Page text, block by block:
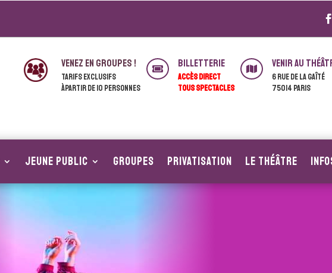
venez en groupes !
Tarifs exclusifs
àpartir de 10 personnes
 Billetterie
ACCÈS DIRECT
TOUS SPECTACLES
 Venir au
6 rue de la Gaîté
75014 Paris
JEUNE PUBLIC Groupes Privatisation Le Théâtre